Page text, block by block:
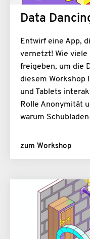
Data
Entwirf eine App,
vernetzt! Wie
freigeben, um die
diesem Workshop
und Tablets
Rolle Anonymität
warum
zum Workshop